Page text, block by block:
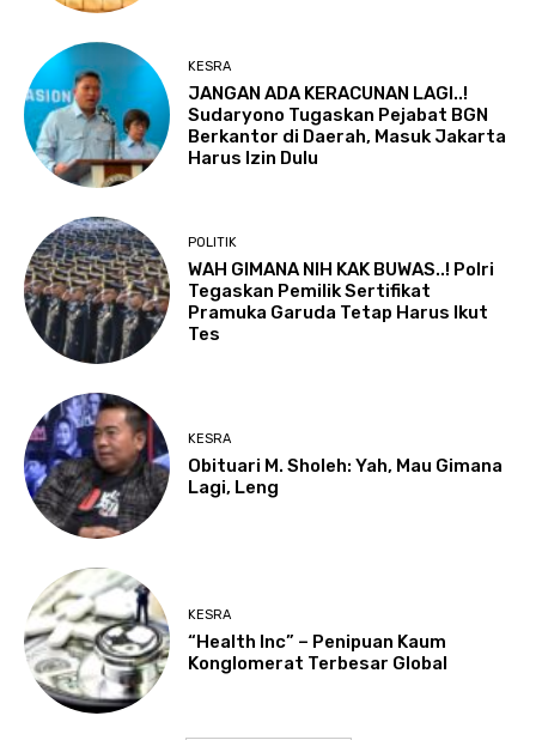
KESRA
JANGAN ADA KERACUNAN LAGI..!
Sudaryono Tugaskan Pejabat BGN
Berkantor di Daerah, Masuk Jakarta
Harus Izin Dulu
POLITIK
WAH GIMANA NIH KAK BUWAS..! Polri
Tegaskan Pemilik Sertifikat
Pramuka Garuda Tetap Harus Ikut
Tes
KESRA
Obituari M. Sholeh: Yah, Mau Gimana
Lagi, Leng
KESRA
“Health Inc” – Penipuan Kaum
Konglomerat Terbesar Global